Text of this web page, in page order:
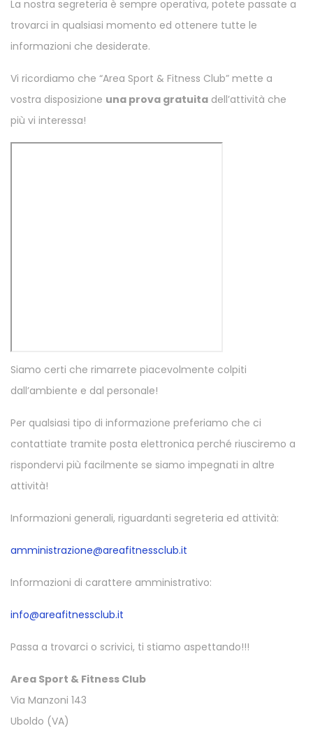
La nostra segreteria è sempre operativa, potete passate a
trovarci in qualsiasi momento ed ottenere tutte le
informazioni che desiderate.
Vi ricordiamo che “Area Sport & Fitness Club” mette a
vostra disposizione una prova gratuita dell’attività che
più vi interessa!
Siamo certi che rimarrete piacevolmente colpiti
dall’ambiente e dal personale!
Per qualsiasi tipo di informazione preferiamo che ci
contattiate tramite posta elettronica perché riusciremo a
rispondervi più facilmente se siamo impegnati in altre
attività!
Informazioni generali, riguardanti segreteria ed attività:
amministrazione@areafitnessclub.it
Informazioni di carattere amministrativo:
info@areafitnessclub.it
Passa a trovarci o scrivici, ti stiamo aspettando!!!
Area Sport & Fitness Club
Via Manzoni 143
Uboldo (VA)